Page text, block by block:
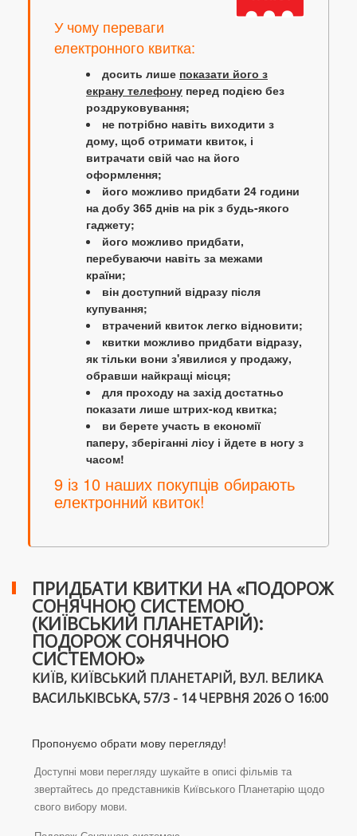
У чому переваги
електронного квитка:
досить лише показати його з
екрану телефону перед подією без
роздруковування;
не потрібно навіть виходити з
дому, щоб отримати квиток, і
витрачати свій час на його
оформлення;
його можливо придбати 24 години
на добу 365 днів на рік з будь-якого
гаджету;
його можливо придбати,
перебуваючи навіть за межами
країни;
він доступний відразу після
купування;
втрачений квиток легко відновити;
квитки можливо придбати відразу,
як тільки вони з'явилися у продажу,
обравши найкращі місця;
для проходу на захід достатньо
показати лише штрих-код квитка;
ви берете участь в економії
паперу, зберіганні лісу і йдете в ногу з
часом!
9 із 10 наших покупців обирають
електронний квиток!
ПРИДБАТИ КВИТКИ НА «ПОДОРОЖ
СОНЯЧНОЮ СИСТЕМОЮ
(КИЇВСЬКИЙ ПЛАНЕТАРІЙ):
ПОДОРОЖ СОНЯЧНОЮ
СИСТЕМОЮ»
КИЇВ, КИЇВСЬКИЙ ПЛАНЕТАРІЙ, ВУЛ. ВЕЛИКА
ВАСИЛЬКІВСЬКА, 57/3 - 14 ЧЕРВНЯ 2026 О 16:00
Пропонуємо обрати мову перегляду!
Доступні мови перегляду шукайте в описі фільмів та
звертайтесь до представників Київського Планетарію щодо
свого вибору мови.